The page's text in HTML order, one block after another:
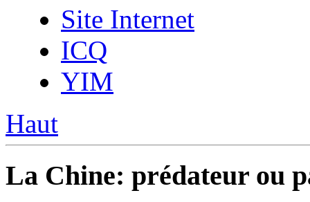
Site Internet
ICQ
YIM
Haut
La Chine: prédateur ou